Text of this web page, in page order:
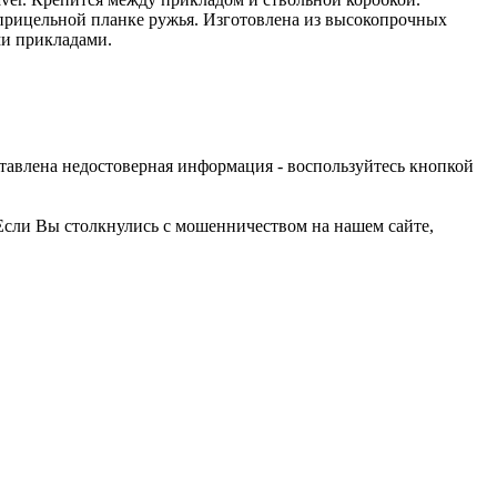
планке ружья. Изготовлена из высокопрочных
прикладами.
недостоверная информация - воспользуйтесь кнопкой
Вы столкнулись с мошенничеством на нашем сайте,